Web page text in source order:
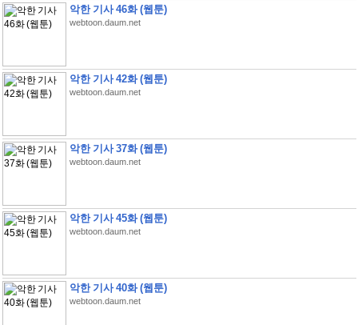
악한 기사 46화 (웹툰)
webtoon.daum.net
악한 기사 42화 (웹툰)
webtoon.daum.net
악한 기사 37화 (웹툰)
webtoon.daum.net
악한 기사 45화 (웹툰)
webtoon.daum.net
악한 기사 40화 (웹툰)
webtoon.daum.net